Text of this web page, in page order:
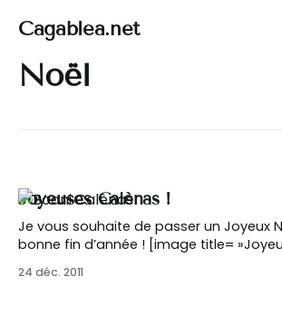
Cagablea.net
Noël
Joyeuses Calènas !
Je vous souhaite de passer un Joyeux
bonne fin d’année ! [image title= »Joyeuses Calènas »
align= »center » icon= »zoom » lightbox=
size= »large »
24 déc. 2011